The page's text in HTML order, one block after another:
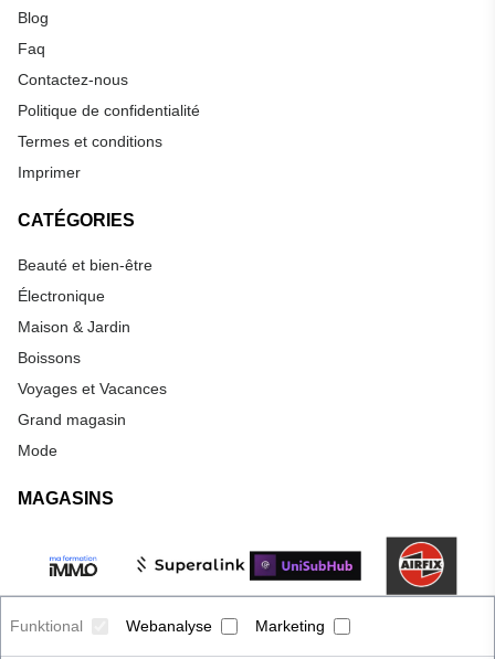
Funktional Webanalyse Marketing
Blog
Faq
Contactez-nous
Politique de confidentialité
Termes et conditions
Imprimer
CATÉGORIES
Beauté et bien-être
Électronique
Maison & Jardin
Boissons
Voyages et Vacances
Grand magasin
Mode
MAGASINS